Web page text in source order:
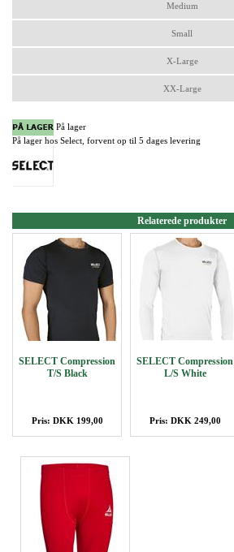
Medium
Small
X-Large
XX-Large
På lager
På lager hos Select, forvent op til 5 dages levering
Relaterede produkter
SELECT Compression
T/S Black
Pris: DKK 199,00
SELECT Compression
L/S White
Pris: DKK 249,00